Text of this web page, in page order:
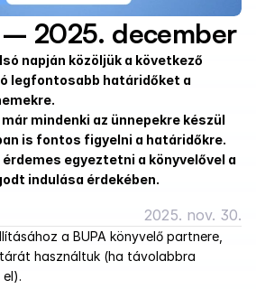
2025. december
napján közöljük a következő
legfontosabb határidőket a
mindenki az ünnepekre készül
is fontos figyelni a határidőkre.
egyeztetni a könyvelővel a
indulása érdekében.
2025. nov. 30.
a BUPA könyvelő partnere,
használtuk (ha távolabbra
el).